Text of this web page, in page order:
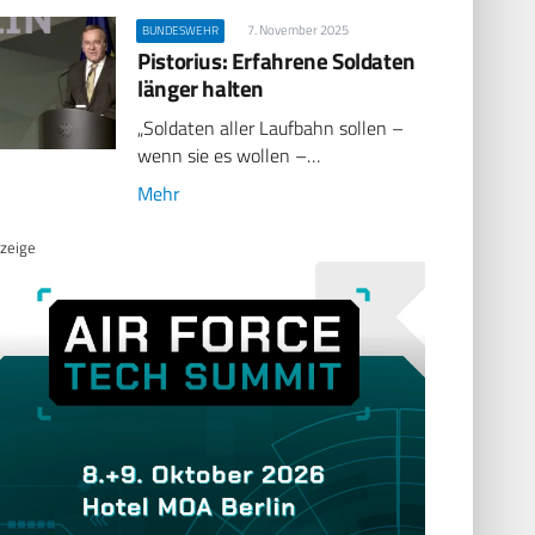
BUNDESWEHR 7. November 2025
Pistorius: Erfahrene Soldaten
länger halten
„Soldaten aller Laufbahn sollen –
wenn sie es wollen –…
Mehr